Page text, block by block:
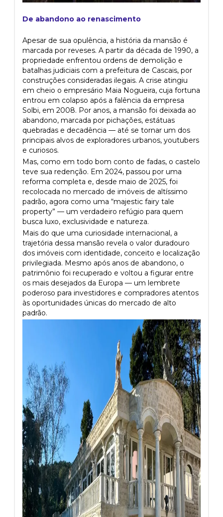
De abandono ao renascimento
Apesar de sua opulência, a história da mansão é
marcada por reveses. A partir da década de 1990, a
propriedade enfrentou ordens de demolição e
batalhas judiciais com a prefeitura de Cascais, por
construções consideradas ilegais. A crise atingiu
em cheio o empresário Maia Nogueira, cuja fortuna
entrou em colapso após a falência da empresa
Solbi, em 2008. Por anos, a mansão foi deixada ao
abandono, marcada por pichações, estátuas
quebradas e decadência — até se tornar um dos
principais alvos de exploradores urbanos, youtubers
e curiosos.
Mas, como em todo bom conto de fadas, o castelo
teve sua redenção. Em 2024, passou por uma
reforma completa e, desde maio de 2025, foi
recolocada no mercado de imóveis de altíssimo
padrão, agora como uma “majestic fairy tale
property” — um verdadeiro refúgio para quem
busca luxo, exclusividade e natureza.
Mais do que uma curiosidade internacional, a
trajetória dessa mansão revela o valor duradouro
dos imóveis com identidade, conceito e localização
privilegiada. Mesmo após anos de abandono, o
patrimônio foi recuperado e voltou a figurar entre
os mais desejados da Europa — um lembrete
poderoso para investidores e compradores atentos
às oportunidades únicas do mercado de alto
padrão.